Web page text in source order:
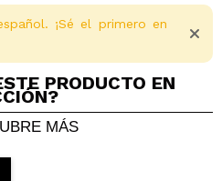
¡Sé el primero en
PRODUCTO EN
MÁS